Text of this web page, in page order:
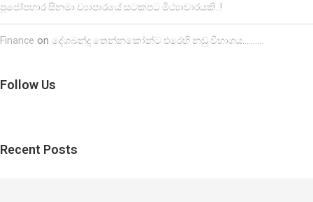
පූජෝපහාර සිනමා ව්‍යාපාරයේ සටකපට මිථ්‍යාචාරයකි..!
Finance on දේශබන්දු තෙන්නකෝන්ට එරෙහි නඩු විභාගය……….
Follow Us
Recent Posts